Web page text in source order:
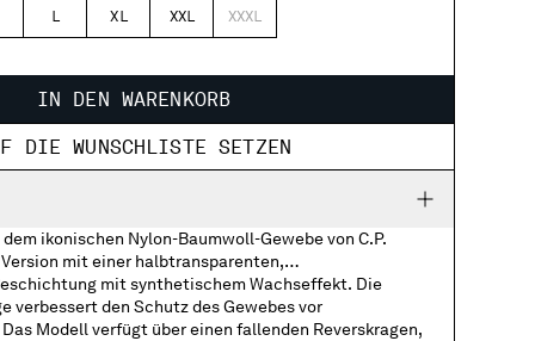
L XL XXL XXXL
IN DEN WARENKORB
DIE WUNSCHLISTE SETZEN
ikonischen Nylon-Baumwoll-Gewebe von C.P.
mit einer halbtransparenten,
mit synthetischem Wachseffekt. Die
verbessert den Schutz des Gewebes vor
Modell verfügt über einen fallenden Reverskragen,